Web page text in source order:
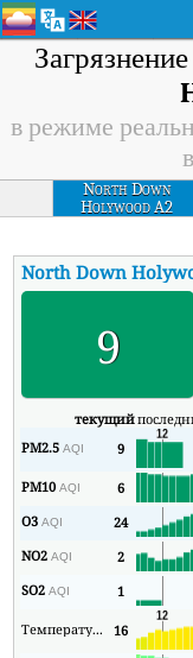
в режиме
North Down
Holywood A2
North Down
9
текущий
PM2.5AQI 9
PM10AQI 6
O3AQI 24
NO2AQI 2
SO2AQI 1
Температура 16